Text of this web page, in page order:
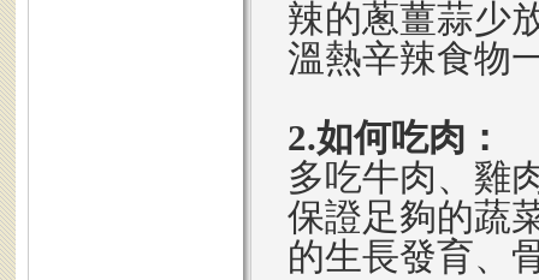
辣的蔥薑蒜少
溫熱辛辣食物
2.如何吃肉：
多吃牛肉、雞
保證足夠的蔬
的生長發育、